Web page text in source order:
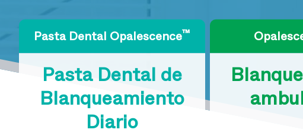
Pasta Dental Opalescence™
Pasta Dental de
Blanqueamiento
Diario